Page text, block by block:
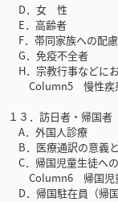
D．女 性
E．高齢者
F．帯同家族への配
G．免疫不全者
H．宗教行事などに
Column5 慢性疾患
１３．訪日者・帰国者
A．外国人診療
B．医療通訳の意義
C．帰国児童生徒へ
Column6 帰国児
D．帰国駐在員（帰国